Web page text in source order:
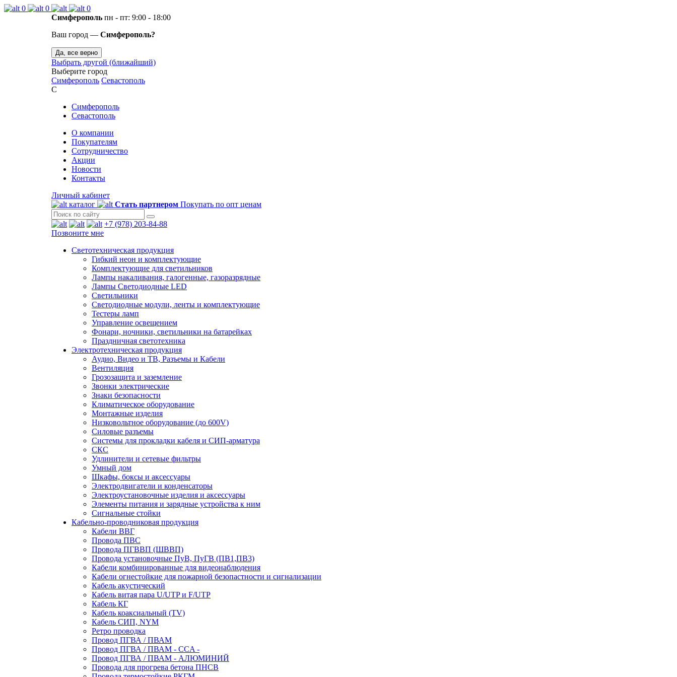
0 0
0
Симферополь пн - пт: 9:00 - 18:00
Ваш город — Симферополь?
Да, все верно
Выбрать другой (ближайший)
Выберите город
Симферополь Севастополь
С
Симферополь
Севастополь
О компании
Покупателям
Сотрудничество
Акции
Новости
Контакты
Личный кабинет
каталог
Стать партнером Покупать по опт ценам
+7 (978) 203-84-88
Позвоните мне
Светотехническая продукция
Гибкий неон и комплектующие
Комплектующие для светильников
Лампы накаливания, галогенные, газоразрядные
Лампы Светодиодные LED
Светильники
Светодиодные модули, ленты и комплектующие
Тестеры ламп
Управление освещением
Фонари, ночники, светильники на батарейках
Праздничная светотехника
Электротехническая продукция
Аудио, Видео и ТВ, Разъемы и Кабели
Вентиляция
Грозозащита и заземление
Звонки электрические
Знаки безопасности
Климатическое оборудование
Монтажные изделия
Низковольтное оборудование (до 600V)
Силовые разъемы
Системы для прокладки кабеля и СИП-арматура
СКС
Удлинители и сетевые фильтры
Умный дом
Шкафы, боксы и аксессуары
Электродвигатели и конденсаторы
Электроустановочные изделия и аксессуары
Элементы питания и зарядные устройства к ним
Сигнальные стойки
Кабельно-проводниковая продукция
Кабели ВВГ
Провода ПВС
Провода ПГВВП (ШВВП)
Провода установочные ПуВ, ПуГВ (ПВ1,ПВ3)
Кабели комбинированные для видеонаблюдения
Кабели огнестойкие для пожарной безопастности и сигнализации
Кабель акустический
Кабель витая пара U/UTP и F/UTP
Кабель КГ
Кабель коаксиальный (TV)
Кабель СИП, NYM
Ретро проводка
Провод ПГВА / ПВАМ
Провод ПГВА / ПВАМ - CCA -
Провод ПГВА / ПВАМ - АЛЮМИНИЙ
Провода для прогрева бетона ПНСВ